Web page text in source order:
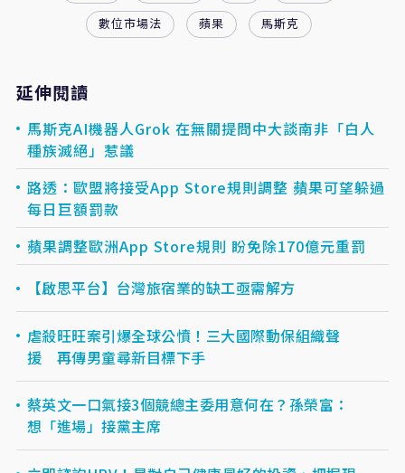
數位市場法
蘋果 馬斯克
延伸閱讀
馬斯克AI機器人Grok 在無關提問中大談南非「白人
種族滅絕」惹議
路透：歐盟將接受App Store規則調整 蘋果可望躲過
每日巨額罰款
蘋果調整歐洲App Store規則 盼免除170億元重罰
【啟思平台】台灣旅宿業的缺工亟需解方
虐殺旺旺案引爆全球公憤！三大國際動保組織聲
援 再傳男童尋新目標下手
蔡英文一口氣接3個競總主委用意何在？孫榮富：
想「進場」接黨主席